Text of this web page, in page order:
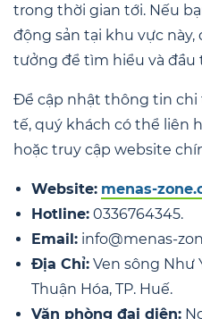
trong thời gian tới. Nếu
động sản tại khu vực
tưởng để tìm hiểu và đầu
Để cập nhật thông tin
tế, quý khách có thể liên
hoặc truy cập website
Website: menas-
Hotline: 0336764345.
Email: info@menas-
Địa Chỉ: Ven sông Như
Thuận Hóa, TP. Huế.
Văn phòng đại diện: